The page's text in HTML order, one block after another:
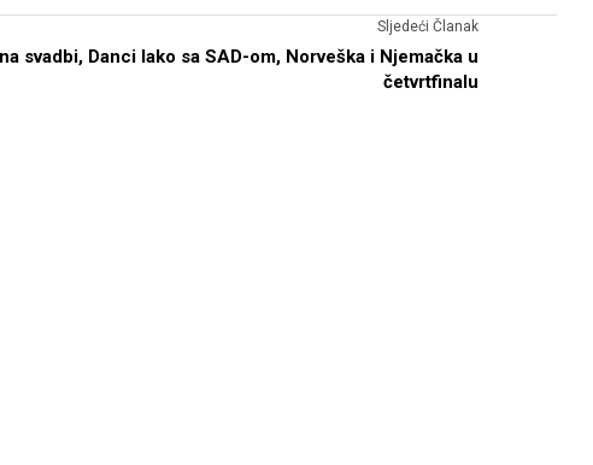
svadbi,
Sljedeći Članak
Danci lako sa SAD-om, Norveška i Njemačka u
četvrtfinalu